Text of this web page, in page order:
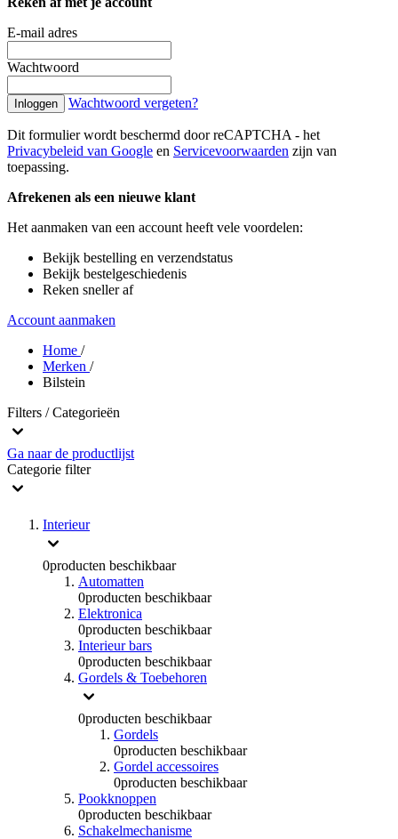
E-mail adres
Wachtwoord
Inloggen Wachtwoord vergeten?
Dit formulier wordt beschermd door reCAPTCHA - het
Privacybeleid van Google en Servicevoorwaarden zijn van
toepassing.
Afrekenen als een nieuwe klant
Het aanmaken van een account heeft vele voordelen:
Bekijk bestelling en verzendstatus
Bekijk bestelgeschiedenis
Reken sneller af
Account aanmaken
Home /
Merken /
Bilstein
Filters / Categorieën
Ga naar de productlijst
Categorie filter
Interieur
0producten beschikbaar
Automatten
0producten beschikbaar
Elektronica
0producten beschikbaar
Interieur bars
0producten beschikbaar
Gordels & Toebehoren
0producten beschikbaar
Gordels
0producten beschikbaar
Gordel accessoires
0producten beschikbaar
Pookknoppen
0producten beschikbaar
Schakelmechanisme